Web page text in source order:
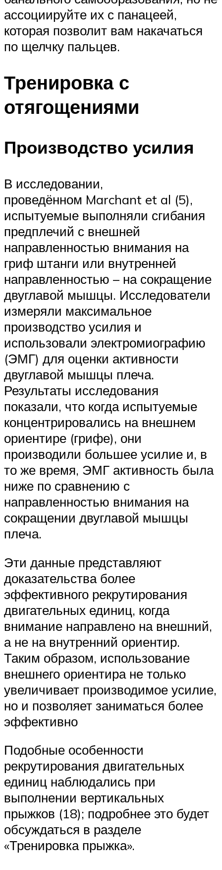
ассоциируйте их с панацеей,
которая позволит вам накачаться
по щелчку пальцев.
Тренировка с
отягощениями
Производство усилия
В исследовании,
проведённом Marchant et al (5),
испытуемые выполняли сгибания
предплечий с внешней
направленностью внимания на
гриф штанги или внутренней
направленностью – на сокращение
двуглавой мышцы. Исследователи
измеряли максимальное
производство усилия и
использовали электромиографию
(ЭМГ) для оценки активности
двуглавой мышцы плеча.
Результаты исследования
показали, что когда испытуемые
концентрировались на внешнем
ориентире (грифе), они
производили большее усилие и, в
то же время, ЭМГ активность была
ниже по сравнению с
направленностью внимания на
сокращении двуглавой мышцы
плеча.
Эти данные представляют
доказательства более
эффективного рекрутирования
двигательных единиц, когда
внимание направлено на внешний,
а не на внутренний ориентир.
Таким образом, использование
внешнего ориентира не только
увеличивает производимое усилие,
но и позволяет заниматься более
эффективно
Подобные особенности
рекрутирования двигательных
единиц наблюдались при
выполнении вертикальных
прыжков (18); подробнее это будет
обсуждаться в разделе
«Тренировка прыжка».